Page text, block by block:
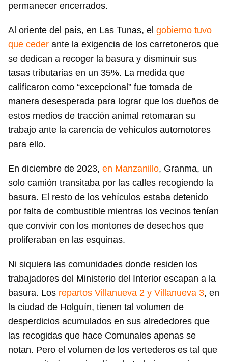
permanecer encerrados.
Al oriente del país, en Las Tunas, el gobierno tuvo
que ceder ante la exigencia de los carretoneros que
se dedican a recoger la basura y disminuir sus
tasas tributarias en un 35%. La medida que
calificaron como “excepcional” fue tomada de
manera desesperada para lograr que los dueños de
estos medios de tracción animal retomaran su
trabajo ante la carencia de vehículos automotores
para ello.
En diciembre de 2023, en Manzanillo, Granma, un
solo camión transitaba por las calles recogiendo la
basura. El resto de los vehículos estaba detenido
por falta de combustible mientras los vecinos tenían
que convivir con los montones de desechos que
proliferaban en las esquinas.
Ni siquiera las comunidades donde residen los
trabajadores del Ministerio del Interior escapan a la
basura. Los repartos Villanueva 2 y Villanueva 3, en
la ciudad de Holguín, tienen tal volumen de
desperdicios acumulados en sus alrededores que
las recogidas que hace Comunales apenas se
notan. Pero el volumen de los vertederos es tal que